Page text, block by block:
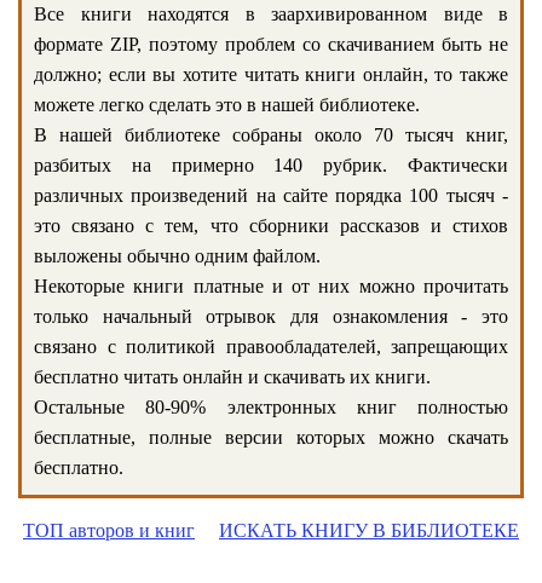
Все книги находятся в заархивированном виде в
формате ZIP, поэтому проблем со скачиванием быть не
должно; если вы хотите читать книги онлайн, то также
можете легко сделать это в нашей библиотеке.
В нашей библиотеке собраны около 70 тысяч книг,
разбитых на примерно 140 рубрик. Фактически
различных произведений на сайте порядка 100 тысяч -
это связано с тем, что сборники рассказов и стихов
выложены обычно одним файлом.
Некоторые книги платные и от них можно прочитать
только начальный отрывок для ознакомления - это
связано с политикой правообладателей, запрещающих
бесплатно читать онлайн и скачивать их книги.
Остальные 80-90% электронных книг полностью
бесплатные, полные версии которых можно скачать
бесплатно.
ТОП авторов и книг ИСКАТЬ КНИГУ В БИБЛИОТЕКЕ